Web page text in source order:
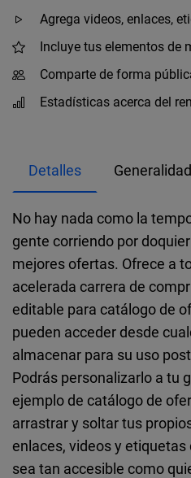
Agrega videos, enlaces,
Incluye tus elementos de
Comparte de forma
Estadísticas acerca del
Detalles
No hay nada como la
gente corriendo por
mejores ofertas. Ofrece a
acelerada carrera de
editable para catálogo de
pueden acceder desde
almacenar para su uso
Podrás personalizarlo a tu
ejemplo de catálogo de
arrastrar y soltar tus
enlaces, videos y
sea tan accesible como